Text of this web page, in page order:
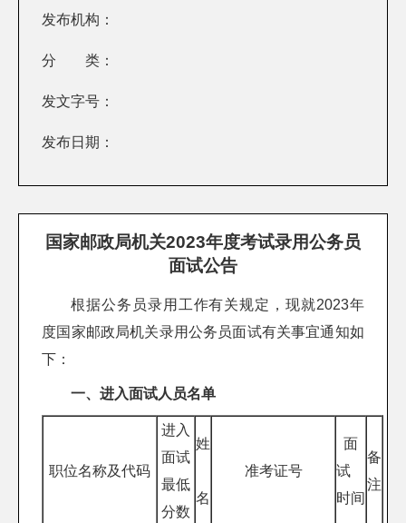
发布机构：
分 类：
发文字号：
发布日期：
国家邮政局机关2023年度考试录用公务员
面试公告
根据公务员录用工作有关规定，现就2023年
度国家邮政局机关录用公务员面试有关事宜通知如
下：
一、进入面试人员名单
职位名称及代码
进入
面试
最低
分数
姓
名
准考证号
面
试
时间
备
注